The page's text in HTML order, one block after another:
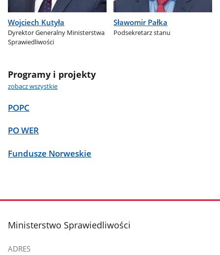
Wojciech Kutyła
Dyrektor Generalny Ministerstwa
Sprawiedliwości
Sławomir Pałka
Podsekretarz stanu
Programy i projekty
zobacz wszystkie
POPC
PO WER
Fundusze Norweskie
stopka
Ministerstwo Sprawiedliwości
ADRES